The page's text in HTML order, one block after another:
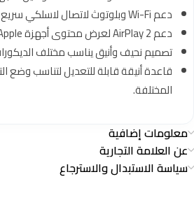
دعم Wi-Fi وبلوتوث لاتصال لاسلكي سريع ومستقر.
دعم AirPlay 2 لعرض محتوى أجهزة Apple على الشاشة.
تصميم نحيف وأنيق يناسب مختلف
قاعدة أنيقة قابلة للتعديل لتناسب وضع
المختلفة.
معلومات إضافية
عن العلامة التجارية
سياسة الاستبدال والاسترجاع